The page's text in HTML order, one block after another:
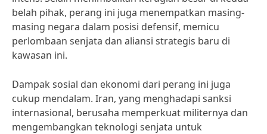
belah pihak, perang ini juga menempatkan masing-
masing negara dalam posisi defensif, memicu
perlombaan senjata dan aliansi strategis baru di
kawasan ini.
Dampak sosial dan ekonomi dari perang ini juga
cukup mendalam. Iran, yang menghadapi sanksi
internasional, berusaha memperkuat militernya dan
mengembangkan teknologi senjata untuk